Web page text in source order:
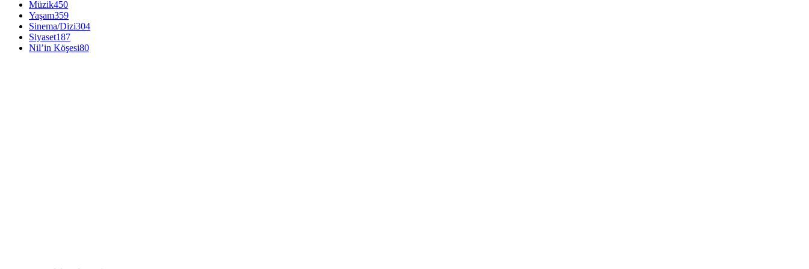
Müzik450
Yaşam359
Sinema/Dizi304
Siyaset187
Nil’in Köşesi80